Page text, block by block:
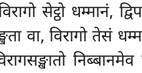
सेट्ठो धम्मानं,
वा, विरागो तेसं